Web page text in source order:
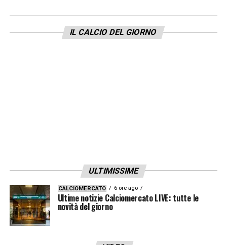
Alessio Aliboni e Francesco Chinnici. A
LA PLAYLIST DELLE NOSTRE TOP NEWS
IL CALCIO DEL GIORNO
ULTIMISSIME
CALCIOMERCATO 6 ore ago
Ultime notizie Calciomercato LIVE: tutte le
novità del giorno